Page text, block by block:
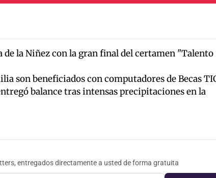
de la Niñez con la gran final del certamen "Talento
son beneficiados con computadores de Becas
balance tras intensas precipitaciones en la
entregados directamente a usted de forma gratuita